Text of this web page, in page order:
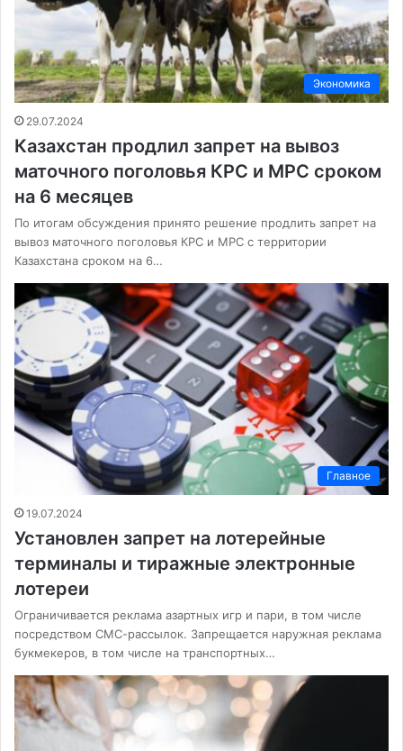
Экономика
29.07.2024
Казахстан продлил запрет на вывоз
маточного поголовья КРС и МРС сроком
на 6 месяцев
По итогам обсуждения принято решение продлить запрет на
вывоз маточного поголовья КРС и МРС с территории
Казахстана сроком на 6…
Главное
19.07.2024
Установлен запрет на лотерейные
терминалы и тиражные электронные
лотереи
Ограничивается реклама азартных игр и пари, в том числе
посредством СМС-рассылок. Запрещается наружная реклама
букмекеров, в том числе на транспортных…